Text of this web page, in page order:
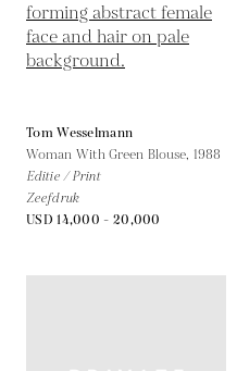
Tom Wesselmann
Woman With Green Blouse, 1988
Editie / Print
Zeefdruk
USD 14,000 - 20,000